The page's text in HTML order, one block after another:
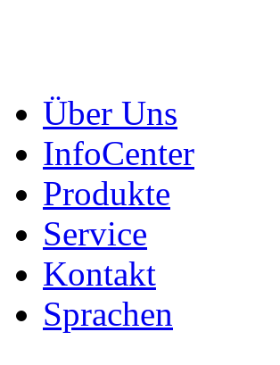
Über Uns
InfoCenter
Produkte
Service
Kontakt
Sprachen